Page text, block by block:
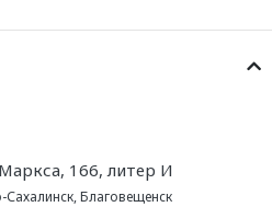
166, литер И
,Благовещенск